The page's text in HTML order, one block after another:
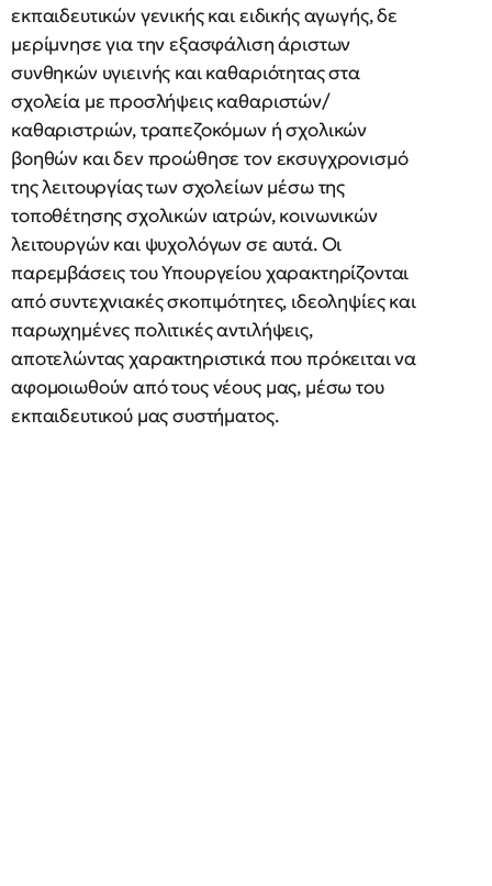
εκπαιδευτικών γενικής και ειδικής αγωγής, δε
μερίμνησε για την εξασφάλιση άριστων
συνθηκών υγιεινής και καθαριότητας στα
σχολεία με προσλήψεις καθαριστών/
καθαριστριών, τραπεζοκόμων ή σχολικών
βοηθών και δεν προώθησε τον εκσυγχρονισμό
της λειτουργίας των σχολείων μέσω της
τοποθέτησης σχολικών ιατρών, κοινωνικών
λειτουργών και ψυχολόγων σε αυτά. Οι
παρεμβάσεις του Υπουργείου χαρακτηρίζονται
από συντεχνιακές σκοπιμότητες, ιδεοληψίες και
παρωχημένες πολιτικές αντιλήψεις,
αποτελώντας χαρακτηριστικά που πρόκειται να
αφομοιωθούν από τους νέους μας, μέσω του
εκπαιδευτικού μας συστήματος.